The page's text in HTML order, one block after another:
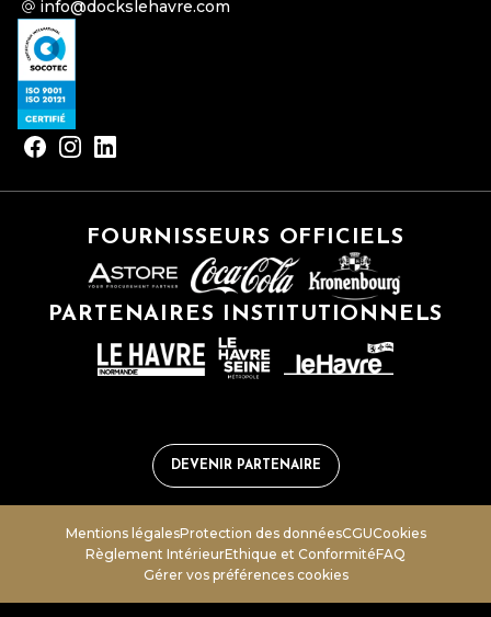
info@dockslehavre.com
FOURNISSEURS OFFICIELS
PARTENAIRES INSTITUTIONNELS
DEVENIR PARTENAIRE
Mentions légalesProtection des donnéesCGUCookies
Règlement IntérieurEthique et ConformitéFAQ
Gérer vos préférences cookies